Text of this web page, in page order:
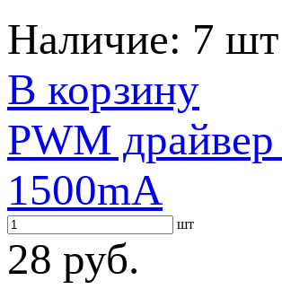
Наличие: 7 шт
В корзину
PWM
1500mA
шт
28 руб.